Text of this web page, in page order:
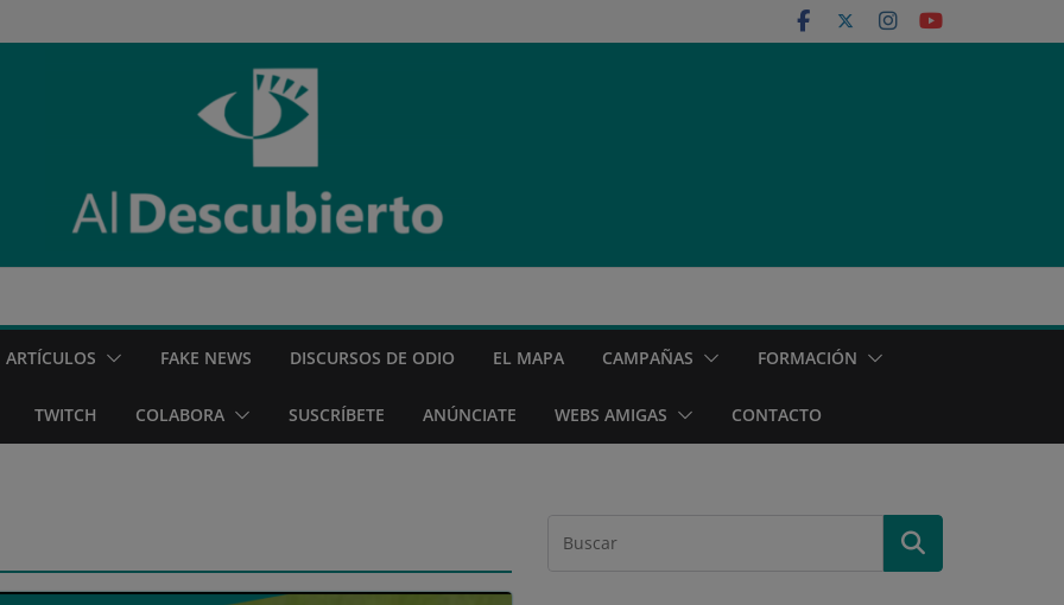
ARTÍCULOS FAKE NEWS DISCURSOS DE ODIO EL MAPA CAMPAÑAS FORMACIÓN
TWITCH COLABORA SUSCRÍBETE ANÚNCIATE WEBS AMIGAS CONTACTO